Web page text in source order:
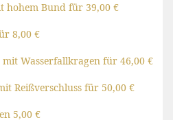
hohem Bund für 39,00 €
8,00 €
Wasserfallkragen für 46,00 €
Reißverschluss für 50,00 €
5,00 €